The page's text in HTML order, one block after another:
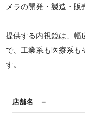
メラの開発・製造・販
提供する内視鏡は、幅
で、工業系も医療系も
す。
店舗名 －